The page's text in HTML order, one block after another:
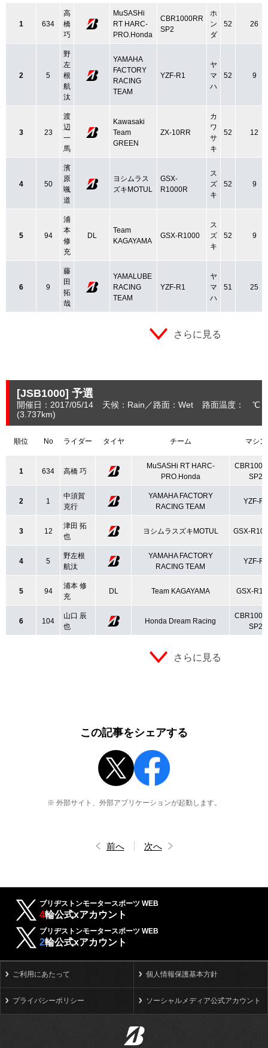
1 634
高
橋
巧
MuSASHi
RT HARC-
PRO.Honda
CBR1000RR
SP2
ホ
ン
ダ
52 26
2 5
野
左
根
航
汰
YAMAHA
FACTORY
RACING
TEAM
YZF-R1
ヤ
マ
ハ
52 9
3 23
渡
辺
一
馬
Kawasaki
Team
GREEN
ZX-10RR
カ
ワ
サ
キ
52 12
4 50
濱
原
颯
道
ヨシムラス
ズキMOTUL
GSX-
R1000R
ス
ズ
キ
52 9
5 94
浦
本
修
充
DL
Team
KAGAYAMA
GSX-R1000
ス
ズ
キ
52 9
6 9
藤
田
拓
哉
YAMALUBE
RACING
TEAM
YZF-R1
ヤ
マ
ハ
51 25
さらに見る
[JSB1000] 予選
開催日：2017/05/14 天候：Rain 路面：Wet
路面温度： ℃
(3.737km)
順位 No ライダー タイヤ チーム マシン
1 634 高橋 巧
MuSASHi RT HARC-
PRO.Honda
SP2
2 1
中須賀
克行
YAMAHA FACTORY
RACING TEAM
YZF-R1
3 12
津田 拓
也
ヨシムラスズキMOTUL GSX-
4 5
野左根
航汰
YAMAHA FACTORY
RACING TEAM
YZF-R1
5 94
浦本 修
充
DL Team KAGAYAMA GSX-
6 104
山口 辰
也
Honda Dream Racing
SP2
さらに見る
この記事をシェアする
※ 外部サイト、外部アプリケーションが起動します。
前へ 次へ
ブリヂストンモータースポーツ WEB
4輪公式xアカウント
ブリヂストンモータースポーツ WEB
2輪公式xアカウント
ご利用にあたって 個人情報保護基本方針
プライバシーポリシー ソーシャルメディア公式アカウント